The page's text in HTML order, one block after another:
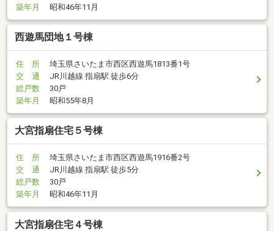
築年月
昭和46年11月
西遊馬団地１号棟
住 所
埼玉県さいたま市西区西遊馬1813番1号
交 通
JR川越線 指扇駅 徒歩6分
総戸数
30戸
築年月
昭和55年8月
大宮指扇住宅５号棟
住 所
埼玉県さいたま市西区西遊馬1916番2号
交 通
JR川越線 指扇駅 徒歩5分
総戸数
30戸
築年月
昭和46年11月
大宮指扇住宅４号棟